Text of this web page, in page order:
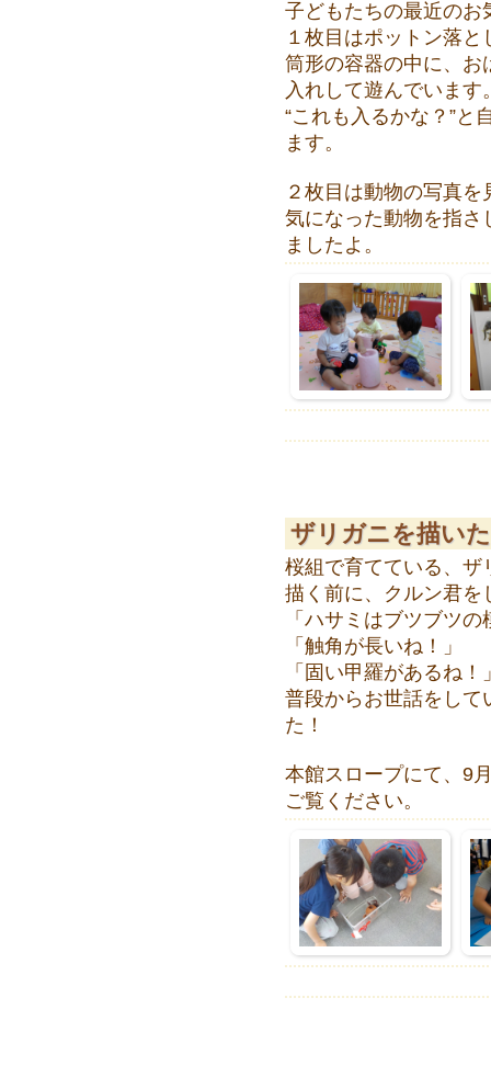
子どもたちの最近のお
１枚目はポットン落
筒形の容器の中に、お
入れして遊んでいます
“これも入るかな？”と
ます。
２枚目は動物の写真
気になった動物を指さ
ましたよ。
ザリガニを描い
桜組で育てている、ザ
描く前に、クルン君を
「ハサミはブツブツ
「触角が長いね！」
「固い甲羅があるね！
普段からお世話をして
た！
本館スロープにて、9
ご覧ください。